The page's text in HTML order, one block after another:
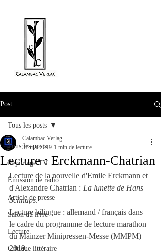
Post
Tous les posts
Reportage TV
Émission de radio
Article de presse
Salon du livre
Lecture
Critique littéraire
Tous les posts
Lecture : Erckmann-Chatrian
Calambac Verlag
31 mai 2019 1 min de lecture
Lecture de la nouvelle d'Emile Erckmann et
d'Alexandre Chatrian : La lunette de Hans
Schnaps.
Lecture bilingue : allemand / français dans
le cadre du programme de lecture marathon
du Mainzer Minipressen-Messe (MMPM)
2019.